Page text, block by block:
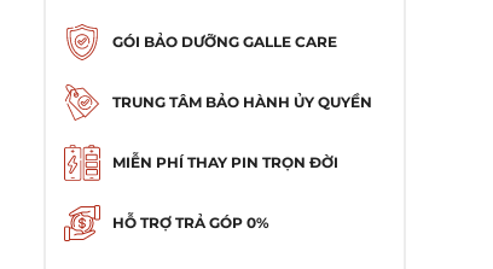
GÓI BẢO DƯỠNG GALLE CARE
TRUNG TÂM BẢO HÀNH ỦY QUYỀN
MIỄN PHÍ THAY PIN TRỌN ĐỜI
HỖ TRỢ TRẢ GÓP 0%